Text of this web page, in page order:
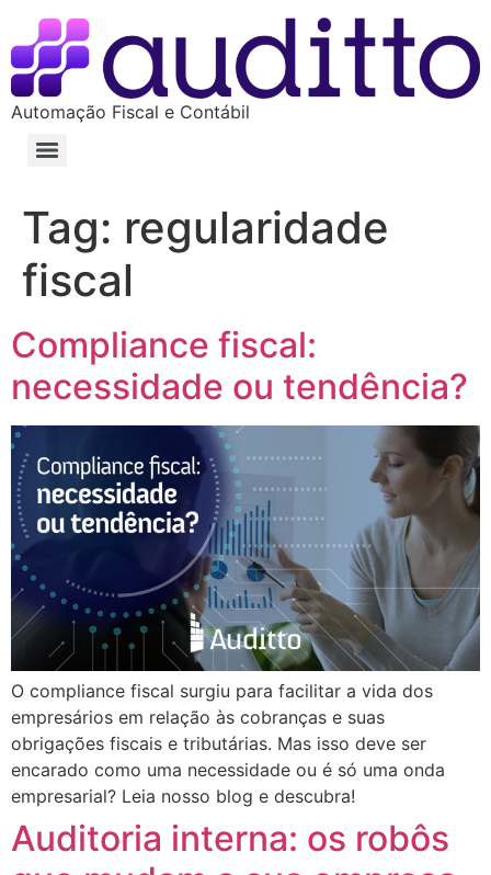
Automação Fiscal e Contábil
Tag: regularidade
fiscal
Compliance fiscal:
necessidade ou tendência?
O compliance fiscal surgiu para facilitar a vida dos
empresários em relação às cobranças e suas
obrigações fiscais e tributárias. Mas isso deve ser
encarado como uma necessidade ou é só uma onda
empresarial? Leia nosso blog e descubra!
Auditoria interna: os robôs